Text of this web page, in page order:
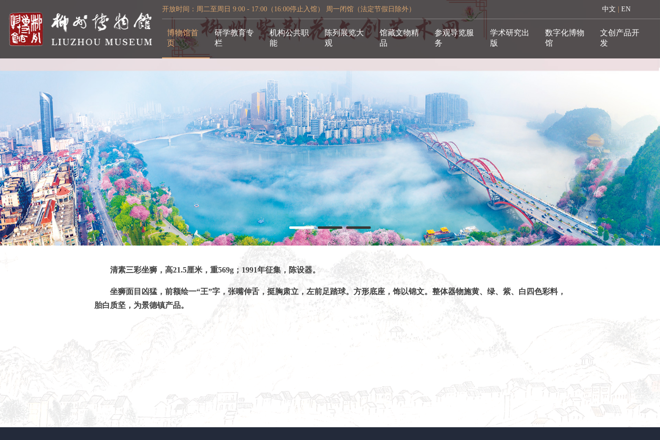
开放时间：周二至周日 9:00 - 17:00（16:00停止入馆） 周一闭馆（法定节假日除外） 中文 EN
博物馆首
页
研学教育专
栏
机构公共职
能
陈列展览大
观
馆藏文物精
品
参观导览服
务
学术研究出
版
数字化博物
馆
文创产品开
发
清素三彩坐狮，高21.5厘米，重569g；1991年征集，陈设器。
坐狮面目凶猛，前额绘一“王”字，张嘴伸舌，挺胸肃立，左前足踏球。方形底座，饰以锦文。整体器物施黄、绿、紫、白四色彩料，
胎白质坚，为景德镇产品。